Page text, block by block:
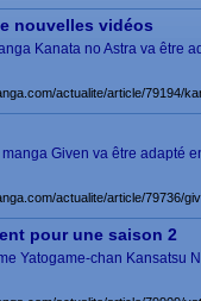
nouvelles vidéos
Kanata no Astra va être
actualite/article/79194/
Given va être adapté
actualite/article/79736/
pour une saison 2
Yatogame-chan